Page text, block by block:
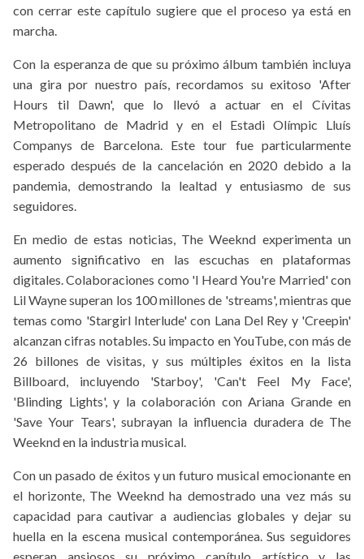
con cerrar este capítulo sugiere que el proceso ya está en
marcha.
Con la esperanza de que su próximo álbum también incluya
una gira por nuestro país, recordamos su exitoso 'After
Hours til Dawn', que lo llevó a actuar en el Cívitas
Metropolitano de Madrid y en el Estadi Olímpic Lluís
Companys de Barcelona. Este tour fue particularmente
esperado después de la cancelación en 2020 debido a la
pandemia, demostrando la lealtad y entusiasmo de sus
seguidores.
En medio de estas noticias, The Weeknd experimenta un
aumento significativo en las escuchas en plataformas
digitales. Colaboraciones como 'I Heard You're Married' con
Lil Wayne superan los 100 millones de 'streams', mientras que
temas como 'Stargirl Interlude' con Lana Del Rey y 'Creepin'
alcanzan cifras notables. Su impacto en YouTube, con más de
26 billones de visitas, y sus múltiples éxitos en la lista
Billboard, incluyendo 'Starboy', 'Can't Feel My Face',
'Blinding Lights', y la colaboración con Ariana Grande en
'Save Your Tears', subrayan la influencia duradera de The
Weeknd en la industria musical.
Con un pasado de éxitos y un futuro musical emocionante en
el horizonte, The Weeknd ha demostrado una vez más su
capacidad para cautivar a audiencias globales y dejar su
huella en la escena musical contemporánea. Sus seguidores